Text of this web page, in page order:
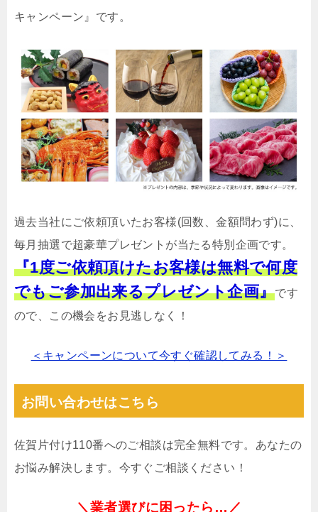
キャンペーン』です。
過去当社にご依頼頂いたお客様(回数、金額問わず)に、
毎月抽選で超豪華プレゼントが当たる特別企画です。
『1度ご依頼頂けたお客様は無料で何度
でもご参加出来るプレゼント企画』です
ので、この機会をお見逃しなく！
＜キャンペーンについて今すぐ確認してみる！＞
お問い合わせはこちら
佐賀片付け110番へのご相談は完全無料です。あなたの
お悩み解決します。今すぐご相談ください！
＼業者選びに困ったら…／